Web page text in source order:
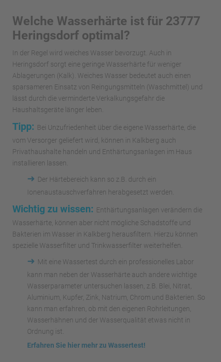
Welche Wasserhärte ist für 23777
Heringsdorf optimal?
In der Regel wird weiches Wasser bevorzugt. Auch in
Heringsdorf sorgt eine geringe Wasserhärte für weniger
Ablagerungen (Kalk). Weiches Wasser bedeutet auch einen
sparsameren Einsatz von Reingungsmitteln (Waschmittel) und
lässt durch die verminderte Verkalkungsgefahr die
Haushaltsgeräte länger leben.
Tipp: Bei Unzufriedenheit über die eigene Wasserhärte, die
vom Versorger geliefert wird, können in Kalkberg auch
Privathaushalte handeln und Enthärtungsanlagen im Haus
installieren lassen.
➜ Der Härtebereich kann so z.B. durch ein
Ionenaustauschverfahren herabgesetzt werden.
Wichtig zu wissen: Enthärtungsanlagen verändern die
Wasserhärte, können aber nicht mögliche Schadstoffe und
Bakterien im Wasser in Kalkberg herausfiltern. Hierzu können
spezielle Wasserfilter und Trinkwasserfilter weiterhelfen.
➜ Mit eine Wassertest durch ein professionelles Labor
kann man neben der Wasserhärte auch andere wichtige
Wasserparameter untersuchen lassen, z.B. Blei, Nitrat,
Aluminium, Kupfer, Zink, Natrium, Chrom und Bakterien. So
kann man erfahren, ob mit den eigenen Rohrleitungen,
Wasserhähnen und der Wasserqualität etwas nicht in
Ordnung ist.
Erfahren Sie hier mehr zu Wassertest!